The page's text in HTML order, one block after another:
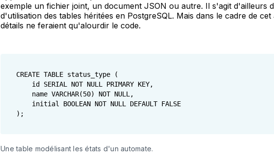
exemple un fichier joint, un document JSON ou autre. Il s'agit d'ailleurs
d'utilisation des tables héritées en PostgreSQL. Mais dans le cadre de cet
détails ne feraient qu'alourdir le code.
CREATE TABLE status_type (
    id SERIAL NOT NULL PRIMARY KEY,
    name VARCHAR(50) NOT NULL,
    initial BOOLEAN NOT NULL DEFAULT FALSE
Une table modélisant les états d'un automate.